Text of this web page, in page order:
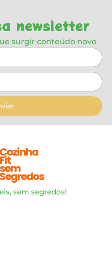
newsletter
surgir conteúdo novo
sem segredos!